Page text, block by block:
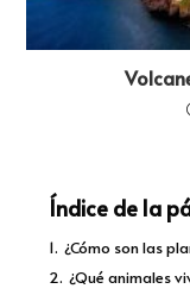
Índice de la
1. ¿Cómo son las
2. ¿Qué animales